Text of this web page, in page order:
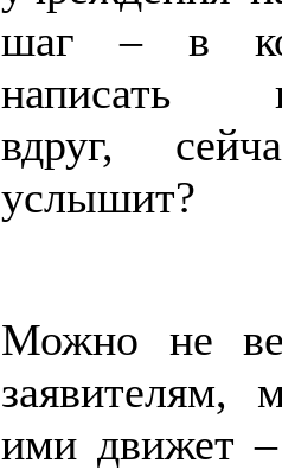
шаг – в
написать
вдруг,
услышит?
Можно не
заявителям,
ими движет –